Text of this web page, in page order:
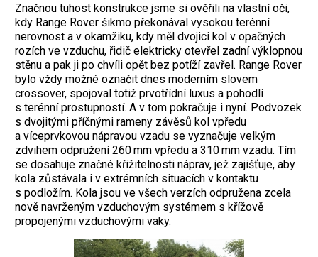
Značnou tuhost konstrukce jsme si ověřili na vlastní oči,
kdy Range Rover šikmo překonával vysokou terénní
nerovnost a v okamžiku, kdy měl dvojici kol v opačných
rozích ve vzduchu, řidič elektricky otevřel zadní ­výklopnou
stěnu a pak ji po chvíli opět bez potíží zavřel. Range Rover
bylo vždy možné označit dnes moderním slovem
crossover, spojoval totiž prvotřídní luxus a pohodlí
s terénní prostupností. A v tom pokračuje i nyní. Podvozek
s dvojitými příčnými rameny zá­věsů kol vpředu
a víceprvkovou nápravou vzadu se vyznačuje velkým
zdvihem od­pružení 260 mm vpředu a 310 mm vzadu. Tím
se dosahuje značné křižitelnosti náprav, jež zajišťuje, aby
kola zůstávala i v extrémních situacích v kontaktu
s podložím. Kola jsou ve všech verzích odpružena zcela
nově navrženým vzduchovým systémem s křížově
propojenými vzduchovými vaky.